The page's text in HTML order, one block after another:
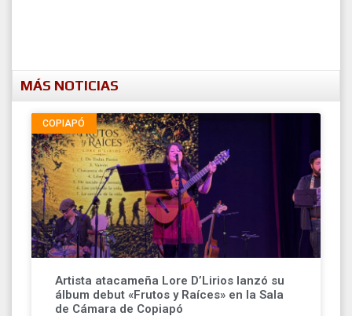
MÁS NOTICIAS
COPIAPÓ
Artista atacameña Lore D’Lirios lanzó su
álbum debut «Frutos y Raíces» en la Sala
de Cámara de Copiapó